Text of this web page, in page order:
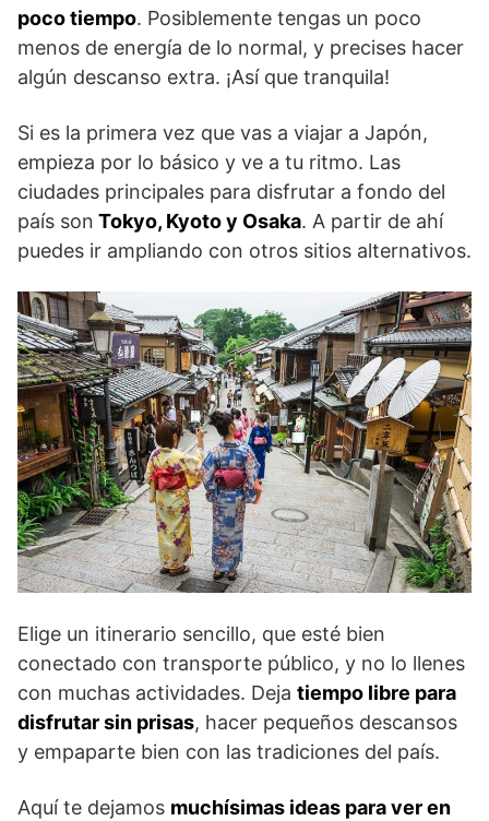
poco tiempo. Posiblemente tengas un poco
menos de energía de lo normal, y precises hacer
algún descanso extra. ¡Así que tranquila!
Si es la primera vez que vas a viajar a Japón,
empieza por lo básico y ve a tu ritmo. Las
ciudades principales para disfrutar a fondo del
país son Tokyo, Kyoto y Osaka. A partir de ahí
puedes ir ampliando con otros sitios alternativos.
Elige un itinerario sencillo, que esté bien
conectado con transporte público, y no lo llenes
con muchas actividades. Deja tiempo libre para
disfrutar sin prisas, hacer pequeños descansos
y empaparte bien con las tradiciones del país.
Aquí te dejamos muchísimas ideas para ver en